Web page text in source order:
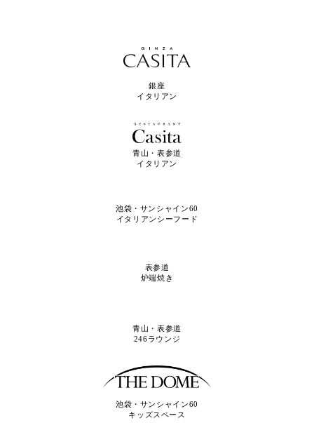
銀座
イタリアン
青山・表参道
イタリアン
池袋・サンシャイン60
イタリアンシーフード
表参道
炉端焼き
青山・表参道
246ラウンジ
池袋・サンシャイン60
キッズスペース